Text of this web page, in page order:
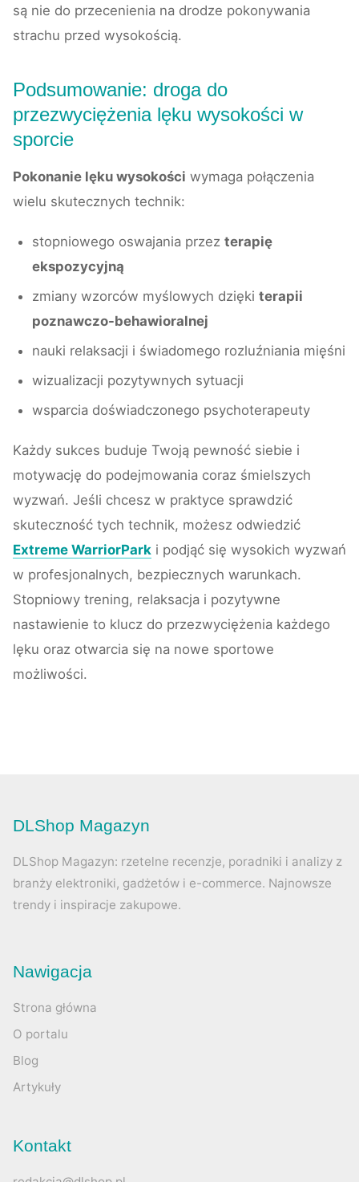
są nie do przecenienia na drodze pokonywania
strachu przed wysokością.
Podsumowanie: droga do
przezwyciężenia lęku wysokości w
sporcie
Pokonanie lęku wysokości wymaga połączenia
wielu skutecznych technik:
stopniowego oswajania przez terapię
ekspozycyjną
zmiany wzorców myślowych dzięki terapii
poznawczo-behawioralnej
nauki relaksacji i świadomego rozluźniania mięśni
wizualizacji pozytywnych sytuacji
wsparcia doświadczonego psychoterapeuty
Każdy sukces buduje Twoją pewność siebie i
motywację do podejmowania coraz śmielszych
wyzwań. Jeśli chcesz w praktyce sprawdzić
skuteczność tych technik, możesz odwiedzić
Extreme WarriorPark i podjąć się wysokich wyzwań
w profesjonalnych, bezpiecznych warunkach.
Stopniowy trening, relaksacja i pozytywne
nastawienie to klucz do przezwyciężenia każdego
lęku oraz otwarcia się na nowe sportowe
możliwości.
DLShop Magazyn
DLShop Magazyn: rzetelne recenzje, poradniki i analizy z
branży elektroniki, gadżetów i e-commerce. Najnowsze
trendy i inspiracje zakupowe.
Nawigacja
Strona główna
O portalu
Blog
Artykuły
Kontakt